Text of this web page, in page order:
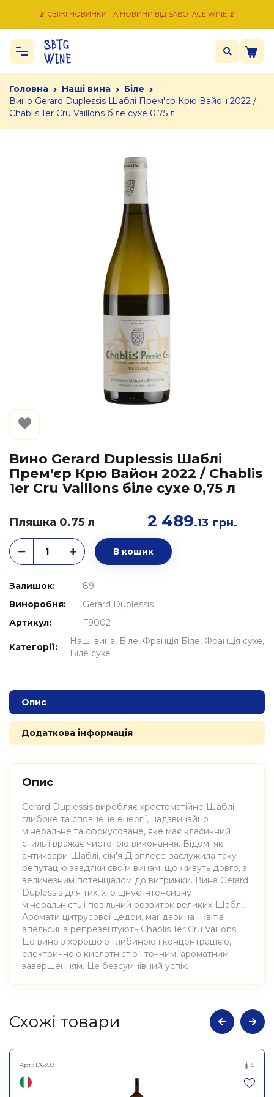
📡 СВІЖІ НОВИНКИ ТА НОВИНИ ВІД SABOTAGE WINE 📡
Головна › Наші вина › Біле ›
Вино Gerard Duplessis Шаблі Прем'єр Крю Вайон 2022 /
Chablis 1er Cru Vaillons біле сухе 0,75 л
Вино Gerard Duplessis Шаблі
Прем'єр Крю Вайон 2022 / Chablis
1er Cru Vaillons біле сухе 0,75 л
Пляшка 0.75 л 2 489.13 грн.
В кошик
Залишок:
89
Виноробня:
Gerard Duplessis
Артикул:
F9002
Категорії:
Наші вина Біле Франція Біле Франція сухе
Біле сухе
Опис
Додаткова інформація
Опис
Gerard Duplessis виробляє хрестоматійне Шаблі,
глибоке та сповнене енергії, надзвичайно
мінеральне та сфокусоване, яке має класичний
стиль і вражає чистотою виконання. Відомі як
антиквари Шаблі, сім'я Дюплессі заслужила таку
репутацію завдяки своїм винам, що живуть довго, з
величезним потенціалом до витримки. Вина Gerard
Duplessis для тих, хто цінує інтенсивну
мінеральність і повільний розвиток великих Шаблі.
Аромати цитрусової цедри, мандарина і квітів
апельсина репрезентують Chablis 1er Cru Vaillons.
Це вино з хорошою глибиною і концентрацією,
електричною кислотністю і точним, ароматним
завершенням. Це безсумнівний успіх.
Атрибути
натуральне сухе біле
Cхожі товари
Арт.: D6399 5